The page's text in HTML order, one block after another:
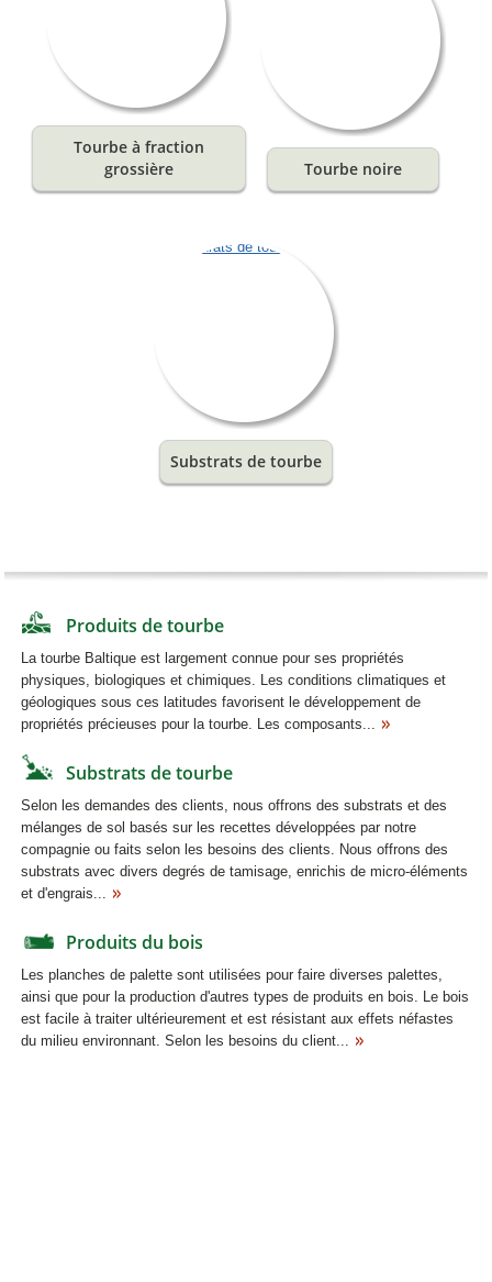
Tourbe à fraction
grossière
Tourbe noire
Substrats de tourbe
Produits de tourbe
La tourbe Baltique est largement connue pour ses propriétés
physiques, biologiques et chimiques. Les conditions climatiques et
géologiques sous ces latitudes favorisent le développement de
propriétés précieuses pour la tourbe. Les composants...
Substrats de tourbe
Selon les demandes des clients, nous offrons des substrats et des
mélanges de sol basés sur les recettes développées par notre
compagnie ou faits selon les besoins des clients. Nous offrons des
substrats avec divers degrés de tamisage, enrichis de micro-éléments
et d'engrais...
Produits du bois
Les planches de palette sont utilisées pour faire diverses palettes,
ainsi que pour la production d'autres types de produits en bois. Le bois
est facile à traiter ultérieurement et est résistant aux effets néfastes
du milieu environnant. Selon les besoins du client...